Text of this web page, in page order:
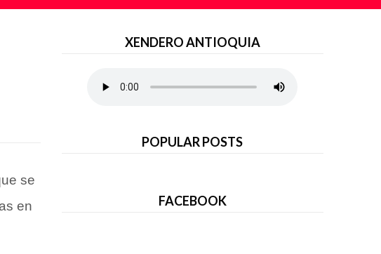
se
en
XENDERO ANTIOQUIA
POPULAR POSTS
FACEBOOK